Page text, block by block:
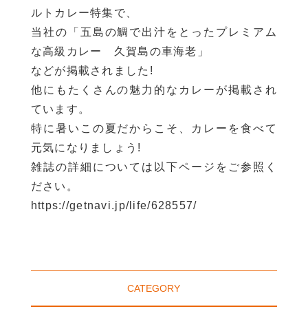
CATEGORY
ルトカレー特集で、
当社の「五島の鯛で出汁をとったプレミアム
な高級カレー 久賀島の車海老」
などが掲載されました!
他にもたくさんの魅力的なカレーが掲載され
ています。
特に暑いこの夏だからこそ、カレーを食べて
元気になりましょう!
雑誌の詳細については以下ページをご参照く
ださい。
https://getnavi.jp/life/628557/